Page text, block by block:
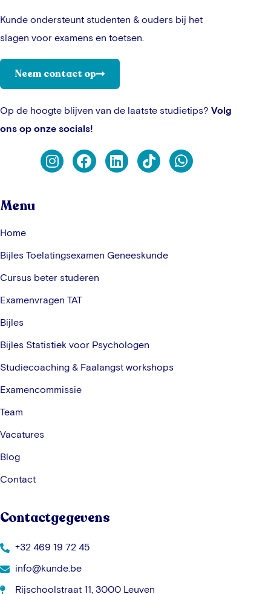
Kunde ondersteunt studenten & ouders bij het
slagen voor examens en toetsen.
Neem contact op
Op de hoogte blijven van de laatste studietips? Volg
ons op onze socials!
Menu
Home
Bijles Toelatingsexamen Geneeskunde
Cursus beter studeren
Examenvragen TAT
Bijles
Bijles Statistiek voor Psychologen
Studiecoaching & Faalangst workshops
Examencommissie
Team
Vacatures
Blog
Contact
Contactgegevens
+32 469 19 72 45
info@kunde.be
Rijschoolstraat 11, 3000 Leuven